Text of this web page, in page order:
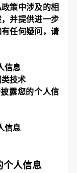
策中涉及的相
并提供进一步
任何疑问，请
信息
技术
露您的个人信
信息
个人信息